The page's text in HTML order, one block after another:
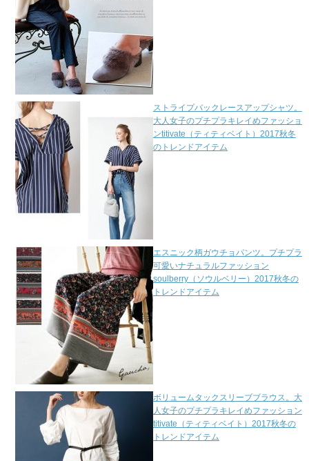
ストライプバックレースアップシャツ。
大人女子のプチプラキレイめファッショ
ンtitivate（ティティベイト）2017秋冬
のトレンドアイテム
エスニック柄ガウチョパンツ。プチプラ
可愛いナチュラルファッション
soulberry（ソウルベリー）2017秋冬の
トレンドアイテム
ボリュームタックスリーブブラウス。大
人女子のプチプラキレイめファッション
titivate（ティティベイト）2017秋冬の
トレンドアイテム